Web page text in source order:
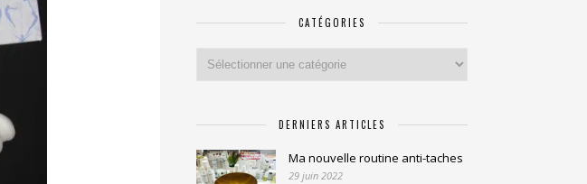
CATÉGORIES
DERNIERS ARTICLES
Ma nouvelle routine anti-taches
29 juin 2022